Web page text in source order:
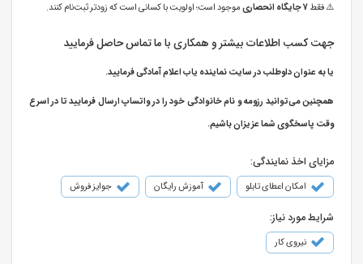
⚠️ فقط7 جایگاه انحصاری موجود است؛ اولویت با کسانی است که زودتر ثبت‌نام کنند.
جهت کسب اطلاعات بیشتر و همکاری با ما تماس حاصل فرمایید
یا به عنوان داوطلب در سایت نماینده یاب اعلام آمادگی فرمایید.
همچنین می‌توانید رزومه و نام خانوادگی خود را در واتساپ ارسال فرمایید تا در اسرع
وقت پاسخگوی شما عزیزان باشیم.
مزایای اخذ نمایندگی:
امکان اعطای تابلو آموزش رایگان جوایز فروش
شرایط مورد نیاز:
نیروی کار